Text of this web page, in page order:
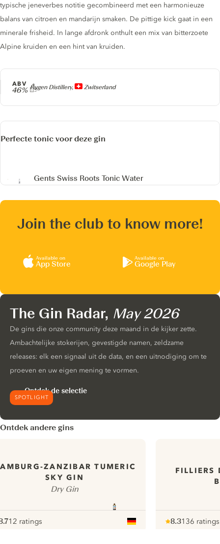
Producer
Rugen Distillery, Zwitserland
ABV
46%
typische jeneverbes notitie gecombineerd met een harmonieuze
balans van citroen en mandarijn smaken. De pittige kick gaat in een
minerale frisheid. In lange afdronk onthult een mix van bitterzoete
Alpine kruiden en een hint van kruiden.
Perfecte tonic voor deze gin
Gents Swiss Roots Tonic Water
Join the club to know more!
Available on
App Store
Available on
Google Play
SPOTLIGHT
The Gin Radar, May 2026
De gins die onze community deze maand in de kijker zette.
Ambachtelijke stokerijen, gevestigde namen, zeldzame
releases: elk een signaal uit de data, en een uitnodiging om te
proeven en uw eigen mening te vormen.
Ontdek de selectie
Ontdek andere gins
ZANZIBAR TUMERIC
SKY GIN
Dry Gin
12 ratings
FILLIERS
8.3136 ratings